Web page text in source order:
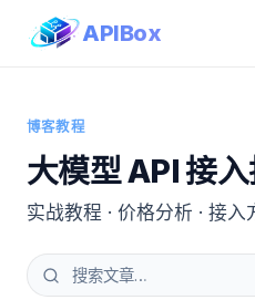
APIBox
博客教程
大模型 API 接
实战教程 · 价格分析 · 接入